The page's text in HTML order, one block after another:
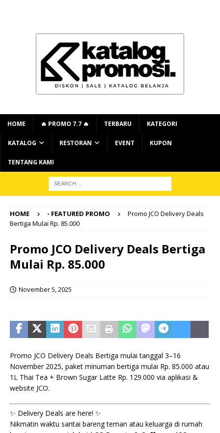
HOME 🔥 PROMO 7.7 🔥 TERBARU KATEGORI
KATALOG RESTORAN EVENT KUPON
TENTANG KAMI
HOME - FEATURED PROMO
Promo JCO Delivery Deals
Bertiga Mulai Rp. 85.000
Promo JCO Delivery Deals Bertiga
Mulai Rp. 85.000
November 5, 2025
Promo JCO Delivery Deals Bertiga mulai tanggal 3–16
November 2025, paket minuman bertiga mulai Rp. 85.000 atau
1L Thai Tea + Brown Sugar Latte Rp. 129.000 via aplikasi &
website JCO.
✨ Delivery Deals are here! ✨
Nikmatin waktu santai bareng teman atau keluarga di rumah